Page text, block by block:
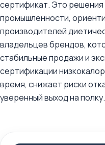
сертификат. Это
промышленности,
производителей
владельцев брендов,
стабильные продажи и
сертификации
время, снижает риски
уверенный выход на полку.